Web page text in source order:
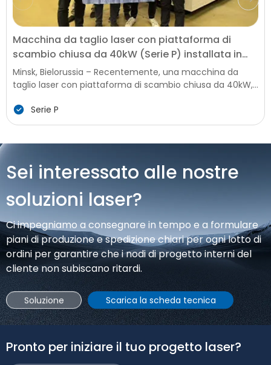
Macchina da taglio laser con piattaforma di
scambio chiusa da 40kW (Serie P) installata in
Bielorussia, potenziando l'aggiornamento della
produzione locale
Minsk, Bielorussia – Recentemente, una macchina da
taglio laser con piattaforma di scambio chiusa da 40kW,
lavorazione dei metalli, è stata installata e messa in
funzione con successo presso un'importante impresa
capacità produttive avanzate, efficienti e precise
affrontando una forte domanda nel settore della
macchine agricole.
Serie P
Sei interessato alle nostre
soluzioni laser?
Ci impegniamo a consegnare in tempo e a formulare
piani di produzione e spedizione chiari per ogni lotto di
ordini per garantire che i nodi di progetto interni del
cliente non subiscano ritardi.
Soluzione Scarica la scheda tecnica
Pronto per iniziare il tuo progetto laser?